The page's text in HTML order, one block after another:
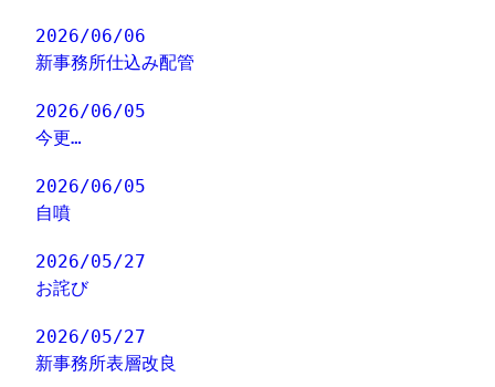
2026/06/06
新事務所仕込み配管
2026/06/05
今更…
2026/06/05
自噴
2026/05/27
お詫び
2026/05/27
新事務所表層改良